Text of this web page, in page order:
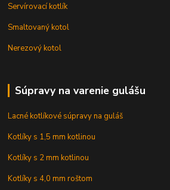
Servírovací kotlík
Smaltovaný kotol
Nerezový kotol
Súpravy na varenie gulášu
Lacné kotlíkové súpravy na guláš
Kotlíky s 1,5 mm kotlinou
Kotlíky s 2 mm kotlinou
Kotlíky s 4,0 mm roštom